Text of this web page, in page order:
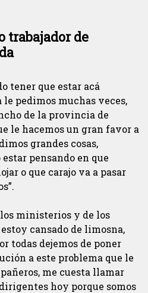
trabajador de
tener que estar acá
pedimos muchas veces,
de la provincia de
le hacemos un gran favor a
grandes cosas,
pensando en que
o que carajo va a pasar
ministerios y de los
cansado de limosna,
todas dejemos de poner
a este problema que le
me cuesta llamar
hoy porque somos